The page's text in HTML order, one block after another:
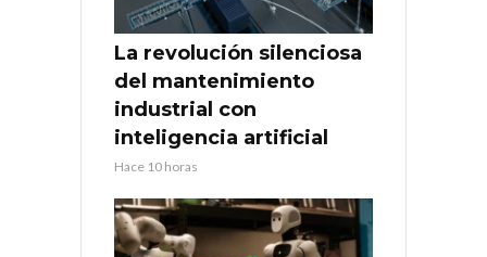
La revolución silenciosa
del mantenimiento
industrial con
inteligencia artificial
Hace 10 horas